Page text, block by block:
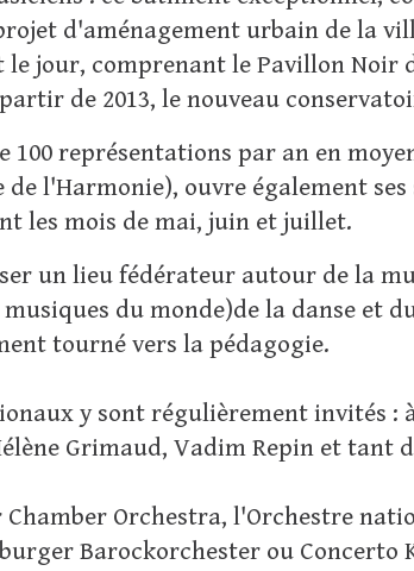
d'aménagement urbain de la
jour, comprenant le Pavillon Noir
de 2013, le nouveau
100 représentations par an en
l'Harmonie), ouvre également
les mois de mai, juin et juillet.
un lieu fédérateur autour de la
du monde)de la danse et
tourné vers la pédagogie.
y sont régulièrement invités :
Grimaud, Vadim Repin et tant
Orchestra, l'Orchestre
Barockorchester ou